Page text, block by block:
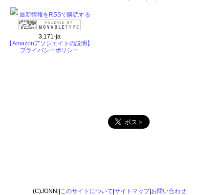
最新情報をRSSで購読する
3.171-ja
【Amazonアソシエイトの説明】
プライバシーポリシー
(C)JGNN|| このサイトについて サイトマップ| お問い合わせ